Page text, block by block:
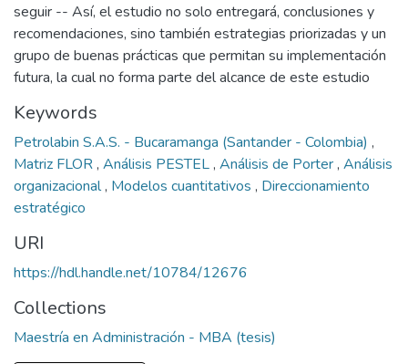
seguir -- Así, el estudio no solo entregará, conclusiones y
recomendaciones, sino también estrategias priorizadas y un
grupo de buenas prácticas que permitan su implementación
futura, la cual no forma parte del alcance de este estudio
Keywords
Petrolabin S.A.S. - Bucaramanga (Santander - Colombia) ,
Matriz FLOR, Análisis PESTEL, Análisis de Porter, Análisis
organizacional, Modelos cuantitativos , Direccionamiento
estratégico
URI
https://hdl.handle.net/10784/12676
Collections
Maestría en Administración - MBA (tesis)